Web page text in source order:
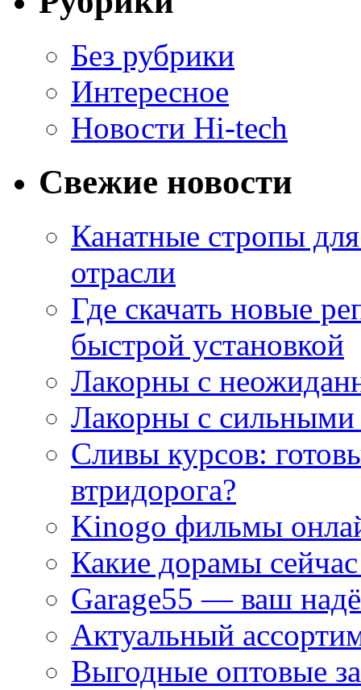
Без рубрики
Интересное
Новости Hi-tech
Свежие новости
Канатные стропы
отрасли
Где скачать новые
быстрой установкой
Лакорны с
Лакорны с сильными
Сливы курсов:
втридорога?
Kinogo фильмы
Какие дорамы
Garage55 — ваш
Актуальный
Выгодные оптовые